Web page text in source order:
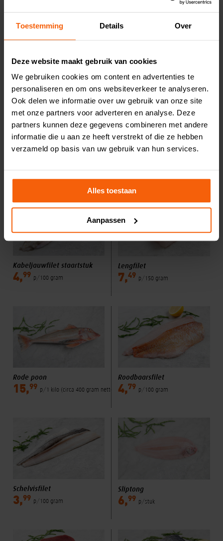
Toestemming Details Over
Deze website maakt gebruik van cookies
We gebruiken cookies om content en advertenties te
personaliseren en om ons websiteverkeer te analyseren.
Ook delen we informatie over uw gebruik van onze site
met onze partners voor adverteren en analyse. Deze
partners kunnen deze gegevens combineren met andere
informatie die u aan ze heeft verstrekt of die ze hebben
verzameld op basis van uw gebruik van hun services.
Alles toestaan
Aanpassen
Dorade (ca. 450 gram)
12,99 p/2 filets
Heilbotfilet Kabeljauwfilet rugstuk
Kabeljauwfilet staartstuk
4,99 p/100 gram
Lengfilet
7,49 p/150 gram
Rode poon
15,99 p/1 kilo (circa 400 gram netto)
Roodbaarsfilet
4,79 p/100 gram
Schelvisfilet
3,99 p/100 gram
Sliptong
6,99 p/stuk